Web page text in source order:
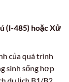
(I-485) hoặc Xử
của quá trình
sinh sống hợp